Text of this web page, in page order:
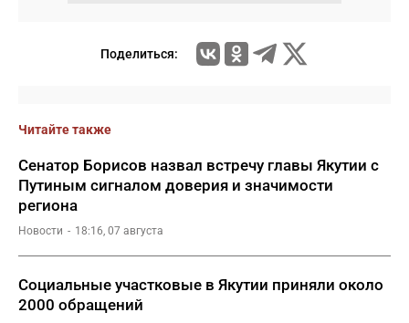
Поделиться:
Читайте также
Сенатор Борисов назвал встречу главы Якутии с
Путиным сигналом доверия и значимости
региона
Новости 18:16, 07 августа
Социальные участковые в Якутии приняли около
2000 обращений